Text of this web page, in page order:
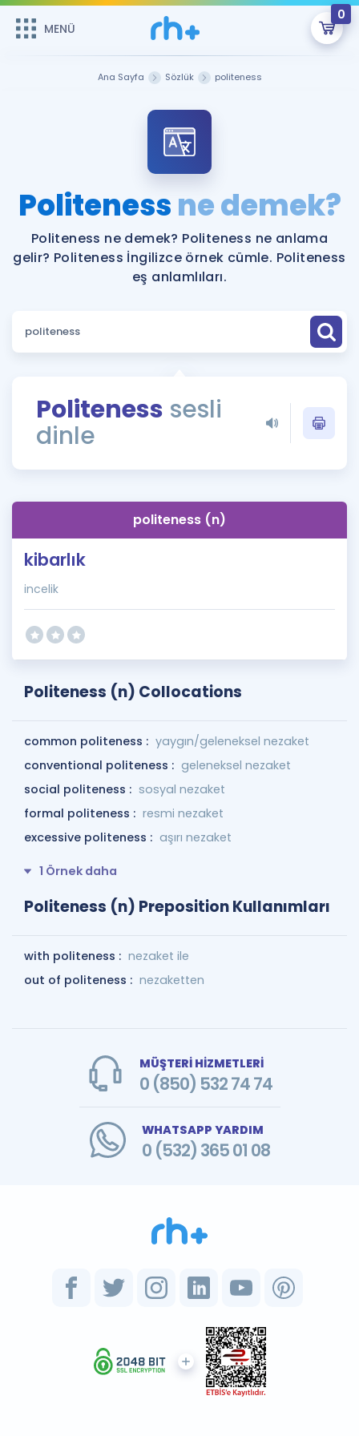
MENÜ
0
ÜYE DEĞİLİM
Sepetin Şu An Boş.
Remzi Hoca ile seni sınava hazırlayacak onlarca eğitim seni
bekliyor!
MENÜ
Faydalı Araçlar
Sözlük
Rehberlik Aracı
ÖSYM Sınav Takvimi
İngilizce Gramer
Hakkımızda
Ana Sayfa Sözlük politeness
Politenessne demek?
Politeness ne demek? Politeness ne anlama
gelir? Politeness İngilizce örnek cümle. Politeness
eş anlamlıları.
Politeness sesli
dinle
politeness (n)
kibarlık
incelik
Politeness (n) Collocations
common politeness : yaygın/geleneksel nezaket
conventional politeness : geleneksel nezaket
social politeness : sosyal nezaket
formal politeness : resmi nezaket
excessive politeness : aşırı nezaket
1 Örnek daha
Politeness (n) Preposition Kullanımları
with politeness : nezaket ile
out of politeness : nezaketten
MÜŞTERİ HİZMETLERİ
0 (850) 532 74 74
WHATSAPP YARDIM
0 (532) 365 01 08